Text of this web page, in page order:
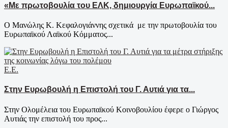
«Με πρωτοβουλία του ΕΛΚ, δημιουργία Ευρωπαϊκού...
Ο Μανώλης Κ. Κεφαλογιάννης σχετικά με την πρωτοβουλία του
Ευρωπαϊκού Λαϊκού Κόμματος...
Ε.Ε.
Στην Ευρωβουλή η Επιστολή του Γ. Αυτιά για τα...
Στην Ολομέλεια του Ευρωπαϊκού Κοινοβουλίου έφερε ο Γιώργος
Αυτιάς την επιστολή του προς...